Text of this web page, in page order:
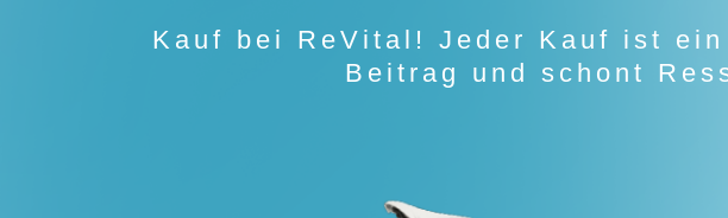
Kauf bei ReVital! Jeder Kauf ist
Beitrag und schont